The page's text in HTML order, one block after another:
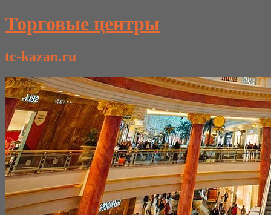
Торговые центры
tc-kazan.ru